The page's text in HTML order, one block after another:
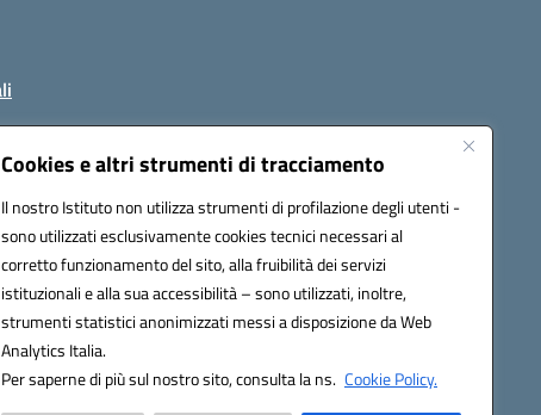
Cookies e altri strumenti di tracciamento
Il nostro Istituto non utilizza strumenti di profilazione degli utenti -
sono utilizzati esclusivamente cookies tecnici necessari al
corretto funzionamento del sito, alla fruibilità dei servizi
istituzionali e alla sua accessibilità – sono utilizzati, inoltre,
strumenti statistici anonimizzati messi a disposizione da Web
Analytics Italia.
Per saperne di più sul nostro sito, consulta la ns. Cookie Policy.